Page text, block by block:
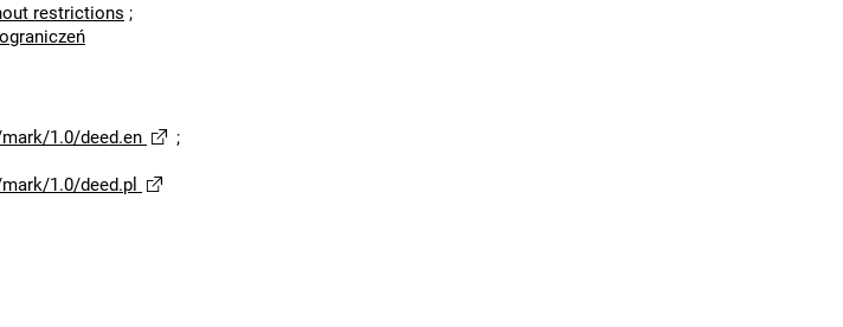
restrictions ;
1.0/deed.en
;
1.0/deed.pl